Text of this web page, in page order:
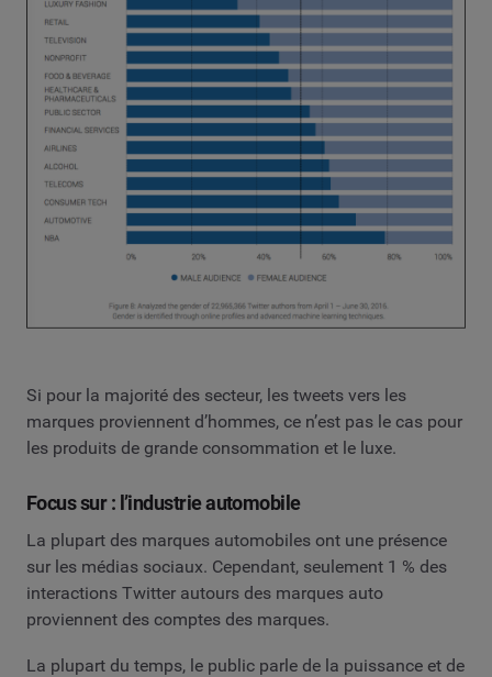
Si pour la majorité des secteur, les tweets vers les
marques proviennent d’hommes, ce n’est pas le cas pour
les produits de grande consommation et le luxe.
Focus sur : l’industrie automobile
La plupart des marques automobiles ont une présence
sur les médias sociaux. Cependant, seulement 1 % des
interactions Twitter autours des marques auto
proviennent des comptes des marques.
La plupart du temps, le public parle de la puissance et de